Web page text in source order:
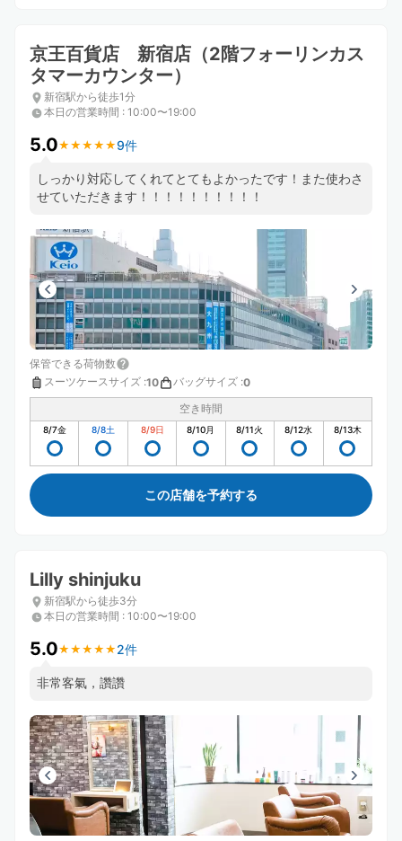
京王百貨店 新宿店（2階フォーリンカス
タマーカウンター）
新宿駅から徒歩1分
本日の営業時間 : 10:00〜19:00
5.0★ ★ ★ ★ ★
★ ★ ★ ★ ★9件
しっかり対応してくれてとてもよかったです！また使わさ
せていただきます！！！！！！！！！！
保管できる荷物数
スーツケースサイズ :10 バッグサイズ :0
空き時間
8/7金 8/8土 8/9日 8/10月 8/11火 8/12水 8/13木
この店舗を予約する
Lilly shinjuku
新宿駅から徒歩3分
本日の営業時間 : 10:00〜19:00
5.0★ ★ ★ ★ ★
★ ★ ★ ★ ★ 2件
非常客氣，讚讚